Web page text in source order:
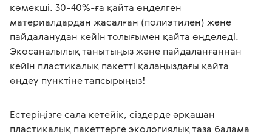
көмекші. 30-40%-ға қайта өңделген
материалдардан жасалған (полиэтилен) және
пайдаланудан кейін толығымен қайта өңделеді.
Экосаналылық танытыңыз және пайдаланғаннан
кейін пластикалық пакетті қалаңыздағы қайта
өңдеу пунктіне тапсырыңыз!
Естеріңізге сала кетейік, сіздерде әрқашан
пластикалық пакеттерге экологиялық таза балама